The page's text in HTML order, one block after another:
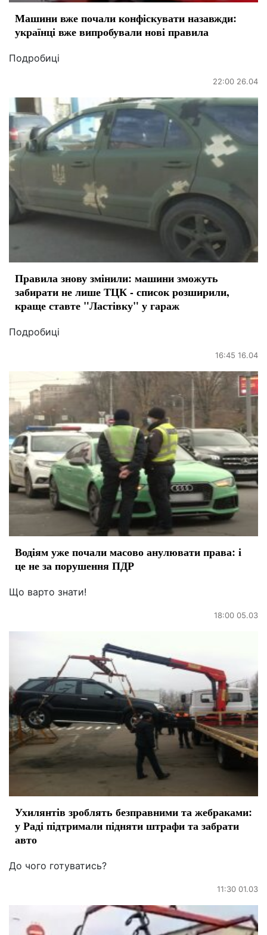
Машини вже почали конфіскувати назавжди:
українці вже випробували нові правила
Подробиці
22:00 26.04
Правила знову змінили: машини зможуть
забирати не лише ТЦК - список розширили,
краще ставте "Ластівку" у гараж
Подробиці
16:45 16.04
Водіям уже почали масово анулювати права: і
це не за порушення ПДР
Що варто знати!
18:00 05.03
Ухилянтів зроблять безправними та жебраками:
у Раді підтримали підняти штрафи та забрати
авто
До чого готуватись?
11:30 01.03